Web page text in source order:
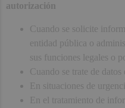
autorización
Cuando se solicite
entidad pública o
sus funciones legales o
Cuando se trate de datos
En situaciones de
En el tratamiento de